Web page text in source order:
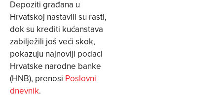
Depoziti građana u
Hrvatskoj nastavili su rasti,
dok su krediti kućanstava
zabilježili još veći skok,
pokazuju najnoviji podaci
Hrvatske narodne banke
(HNB), prenosi Poslovni
dnevnik.